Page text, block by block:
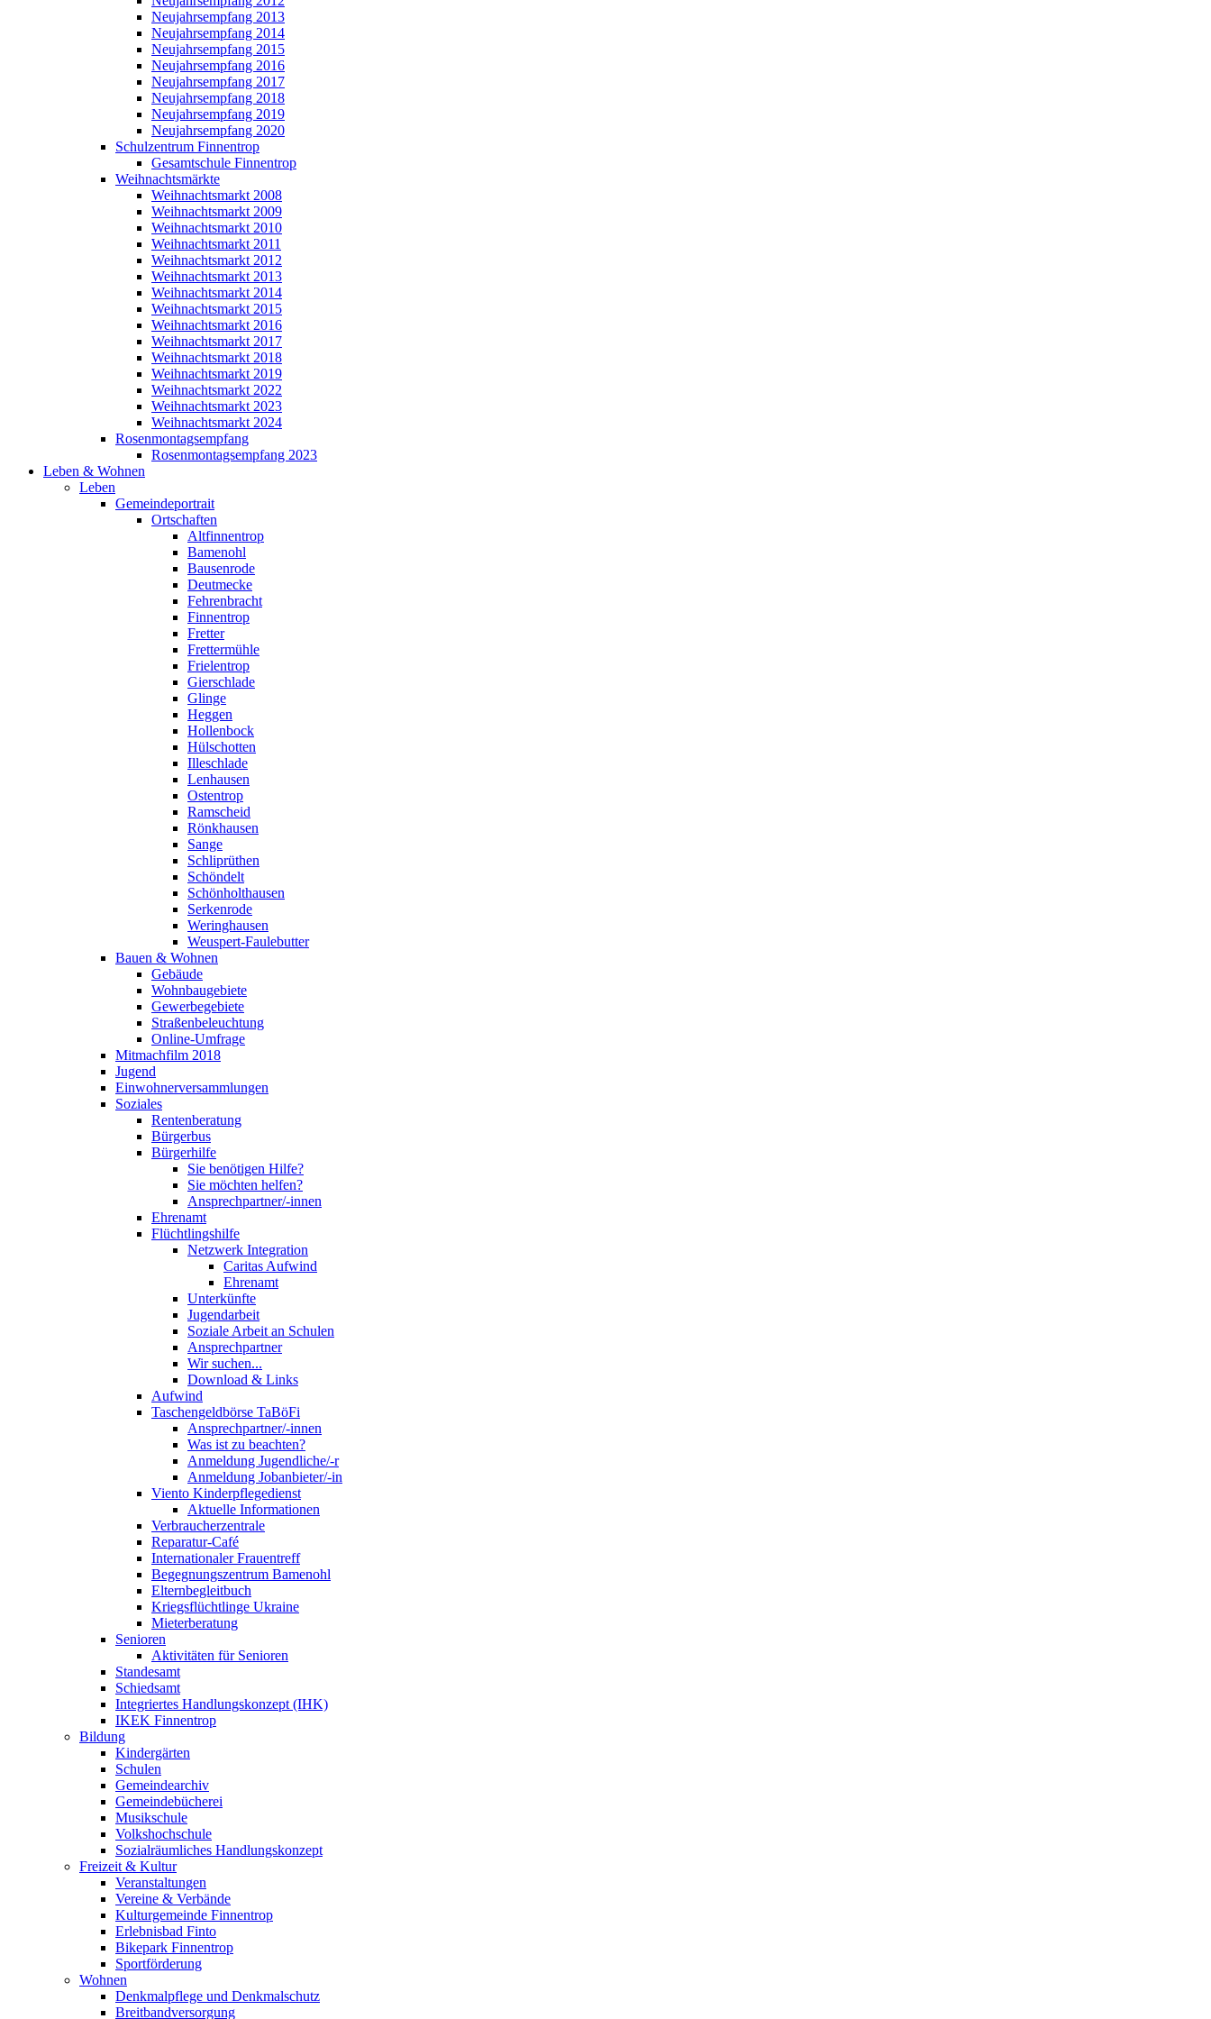
Neujahrsempfang 2013
Neujahrsempfang 2014
Neujahrsempfang 2015
Neujahrsempfang 2016
Neujahrsempfang 2017
Neujahrsempfang 2018
Neujahrsempfang 2019
Neujahrsempfang 2020
Schulzentrum Finnentrop
Gesamtschule Finnentrop
Weihnachtsmärkte
Weihnachtsmarkt 2008
Weihnachtsmarkt 2009
Weihnachtsmarkt 2010
Weihnachtsmarkt 2011
Weihnachtsmarkt 2012
Weihnachtsmarkt 2013
Weihnachtsmarkt 2014
Weihnachtsmarkt 2015
Weihnachtsmarkt 2016
Weihnachtsmarkt 2017
Weihnachtsmarkt 2018
Weihnachtsmarkt 2019
Weihnachtsmarkt 2022
Weihnachtsmarkt 2023
Weihnachtsmarkt 2024
Rosenmontagsempfang
Rosenmontagsempfang 2023
Leben & Wohnen
Leben
Gemeindeportrait
Ortschaften
Altfinnentrop
Bamenohl
Bausenrode
Deutmecke
Fehrenbracht
Finnentrop
Fretter
Frettermühle
Frielentrop
Gierschlade
Glinge
Heggen
Hollenbock
Hülschotten
Illeschlade
Lenhausen
Ostentrop
Ramscheid
Rönkhausen
Sange
Schliprüthen
Schöndelt
Schönholthausen
Serkenrode
Weringhausen
Weuspert-Faulebutter
Bauen & Wohnen
Gebäude
Wohnbaugebiete
Gewerbegebiete
Straßenbeleuchtung
Online-Umfrage
Mitmachfilm 2018
Jugend
Einwohnerversammlungen
Soziales
Rentenberatung
Bürgerbus
Bürgerhilfe
Sie benötigen Hilfe?
Sie möchten helfen?
Ansprechpartner/-innen
Ehrenamt
Flüchtlingshilfe
Netzwerk Integration
Caritas Aufwind
Ehrenamt
Unterkünfte
Jugendarbeit
Soziale Arbeit an Schulen
Ansprechpartner
Wir suchen...
Download & Links
Aufwind
Taschengeldbörse TaBöFi
Ansprechpartner/-innen
Was ist zu beachten?
Anmeldung Jugendliche/-r
Anmeldung Jobanbieter/-in
Viento Kinderpflegedienst
Aktuelle Informationen
Verbraucherzentrale
Reparatur-Café
Internationaler Frauentreff
Begegnungszentrum Bamenohl
Elternbegleitbuch
Kriegsflüchtlinge Ukraine
Mieterberatung
Senioren
Aktivitäten für Senioren
Standesamt
Schiedsamt
Integriertes Handlungskonzept (IHK)
IKEK Finnentrop
Bildung
Kindergärten
Schulen
Gemeindearchiv
Gemeindebücherei
Musikschule
Volkshochschule
Sozialräumliches Handlungskonzept
Freizeit & Kultur
Veranstaltungen
Vereine & Verbände
Kulturgemeinde Finnentrop
Erlebnisbad Finto
Bikepark Finnentrop
Sportförderung
Wohnen
Denkmalpflege und Denkmalschutz
Breitbandversorgung